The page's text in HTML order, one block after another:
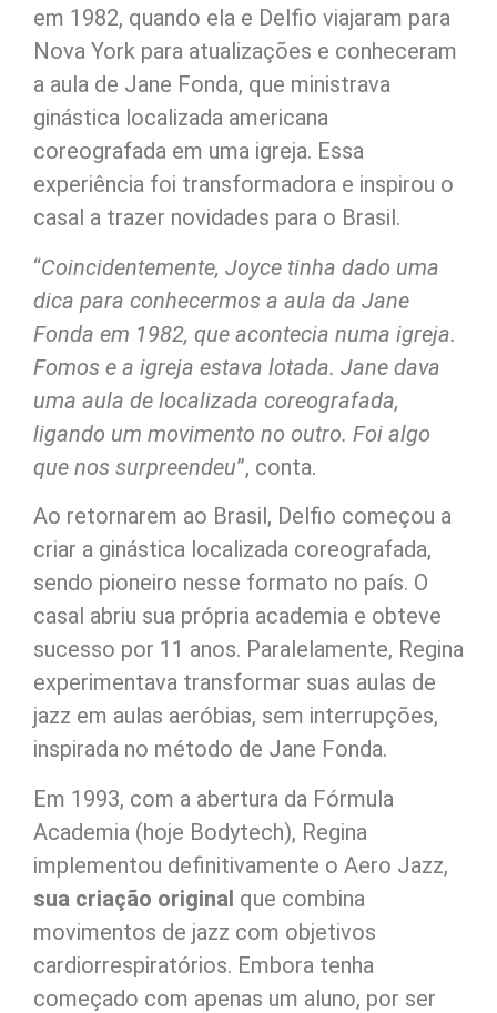
em 1982, quando ela e Delfio viajaram para
Nova York para atualizações e conheceram
a aula de Jane Fonda, que ministrava
ginástica localizada americana
coreografada em uma igreja. Essa
experiência foi transformadora e inspirou o
casal a trazer novidades para o Brasil.
“Coincidentemente, Joyce tinha dado uma
dica para conhecermos a aula da Jane
Fonda em 1982, que acontecia numa igreja.
Fomos e a igreja estava lotada. Jane dava
uma aula de localizada coreografada,
ligando um movimento no outro. Foi algo
que nos surpreendeu”, conta.
Ao retornarem ao Brasil, Delfio começou a
criar a ginástica localizada coreografada,
sendo pioneiro nesse formato no país. O
casal abriu sua própria academia e obteve
sucesso por 11 anos. Paralelamente, Regina
experimentava transformar suas aulas de
jazz em aulas aeróbias, sem interrupções,
inspirada no método de Jane Fonda.
Em 1993, com a abertura da Fórmula
Academia (hoje Bodytech), Regina
implementou definitivamente o Aero Jazz,
sua criação original que combina
movimentos de jazz com objetivos
cardiorrespiratórios. Embora tenha
começado com apenas um aluno, por ser